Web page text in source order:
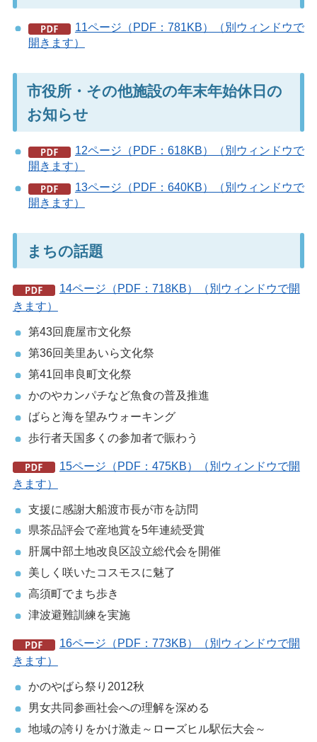
11ページ（PDF：781KB）（別ウィンドウで
開きます）
市役所・その他施設の年末年始休日の
お知らせ
12ページ（PDF：618KB）（別ウィンドウで
開きます）
13ページ（PDF：640KB）（別ウィンドウで
開きます）
まちの話題
14ページ（PDF：718KB）（別ウィンドウで開
きます）
第43回鹿屋市文化祭
第36回美里あいら文化祭
第41回串良町文化祭
かのやカンパチなど魚食の普及推進
ばらと海を望みウォーキング
歩行者天国多くの参加者で賑わう
15ページ（PDF：475KB）（別ウィンドウで開
きます）
支援に感謝大船渡市長が市を訪問
県茶品評会で産地賞を5年連続受賞
肝属中部土地改良区設立総代会を開催
美しく咲いたコスモスに魅了
高須町でまち歩き
津波避難訓練を実施
16ページ（PDF：773KB）（別ウィンドウで開
きます）
かのやばら祭り2012秋
男女共同参画社会への理解を深める
地域の誇りをかけ激走～ローズヒル駅伝大会～